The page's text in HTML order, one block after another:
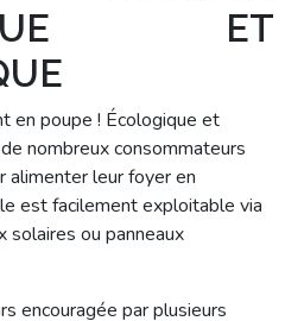
ET
en poupe ! Écologique et
nombreux consommateurs
alimenter leur foyer en
est facilement exploitable via
solaires ou panneaux
encouragée par plusieurs